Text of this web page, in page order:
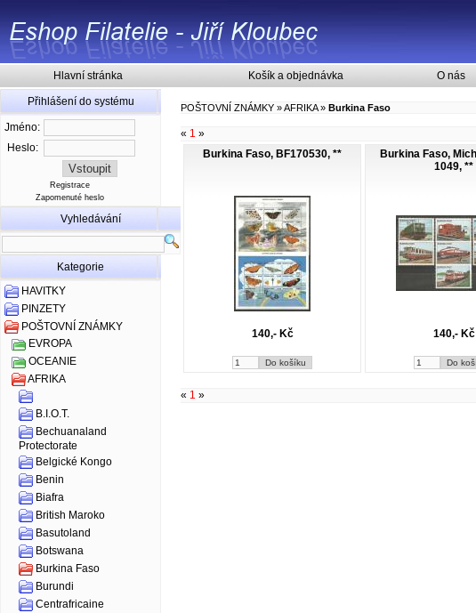
Hlavní stránka Košík a objednávka O nás
Přihlášení do systému
Jméno:
Heslo:
Registrace
Zapomenuté heslo
Vyhledávání
Kategorie
HAVITKY
PINZETY
POŠTOVNÍ ZNÁMKY
EVROPA
OCEANIE
AFRIKA
B.I.O.T.
Bechuanaland
Protectorate
Belgické Kongo
Benin
Biafra
British Maroko
Basutoland
Botswana
Burkina Faso
Burundi
Centrafricaine
POŠTOVNÍ ZNÁMKY »AFRIKA» Burkina Faso
« 1 »
Burkina Faso, BF170530, **
140,- Kč
Burkina Faso,
1049, **
140,- Kč
« 1 »